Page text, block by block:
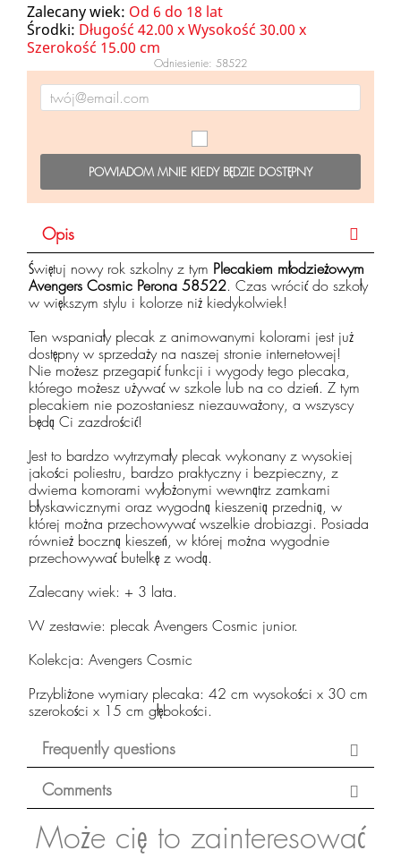
Zalecany wiek: Od 6 do 18 lat
Środki: Długość 42.00 x Wysokość 30.00 x
Szerokość 15.00 cm
Odniesienie: 58522
POWIADOM MNIE KIEDY BĘDZIE DOSTĘPNY
Opis
Świętuj nowy rok szkolny z tym Plecakiem młodzieżowym
Avengers Cosmic Perona 58522. Czas wrócić do szkoły
w większym stylu i kolorze niż kiedykolwiek!
Ten wspaniały plecak z animowanymi kolorami jest już
dostępny w sprzedaży na naszej stronie internetowej!
Nie możesz przegapić funkcji i wygody tego plecaka,
którego możesz używać w szkole lub na co dzień. Z tym
plecakiem nie pozostaniesz niezauważony, a wszyscy
będą Ci zazdrościć!
Jest to bardzo wytrzymały plecak wykonany z wysokiej
jakości poliestru, bardzo praktyczny i bezpieczny, z
dwiema komorami wyłożonymi wewnątrz zamkami
błyskawicznymi oraz wygodną kieszenią przednią, w
której można przechowywać wszelkie drobiazgi. Posiada
również boczną kieszeń, w której można wygodnie
przechowywać butelkę z wodą.
Zalecany wiek: + 3 lata.
W zestawie: plecak Avengers Cosmic junior.
Kolekcja: Avengers Cosmic
Przybliżone wymiary plecaka: 42 cm wysokości x 30 cm
szerokości x 15 cm głębokości.
Frequently questions
Comments
Może cię to zainteresować